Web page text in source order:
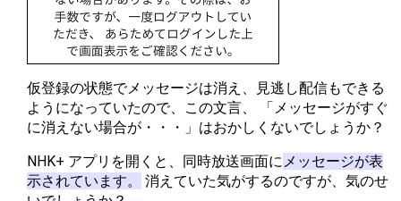
仮登録の状態でメッセージは消え、見逃し配信もできる
ようになっていたので、この文言、 「メッセージがすぐ
に消えない場合が・・・」はおかしくないでしょうか？
NHK+ アプリを開くと、同時放送画面にメッセージが表
示されています。
消えていた気がするのですが、気のせ